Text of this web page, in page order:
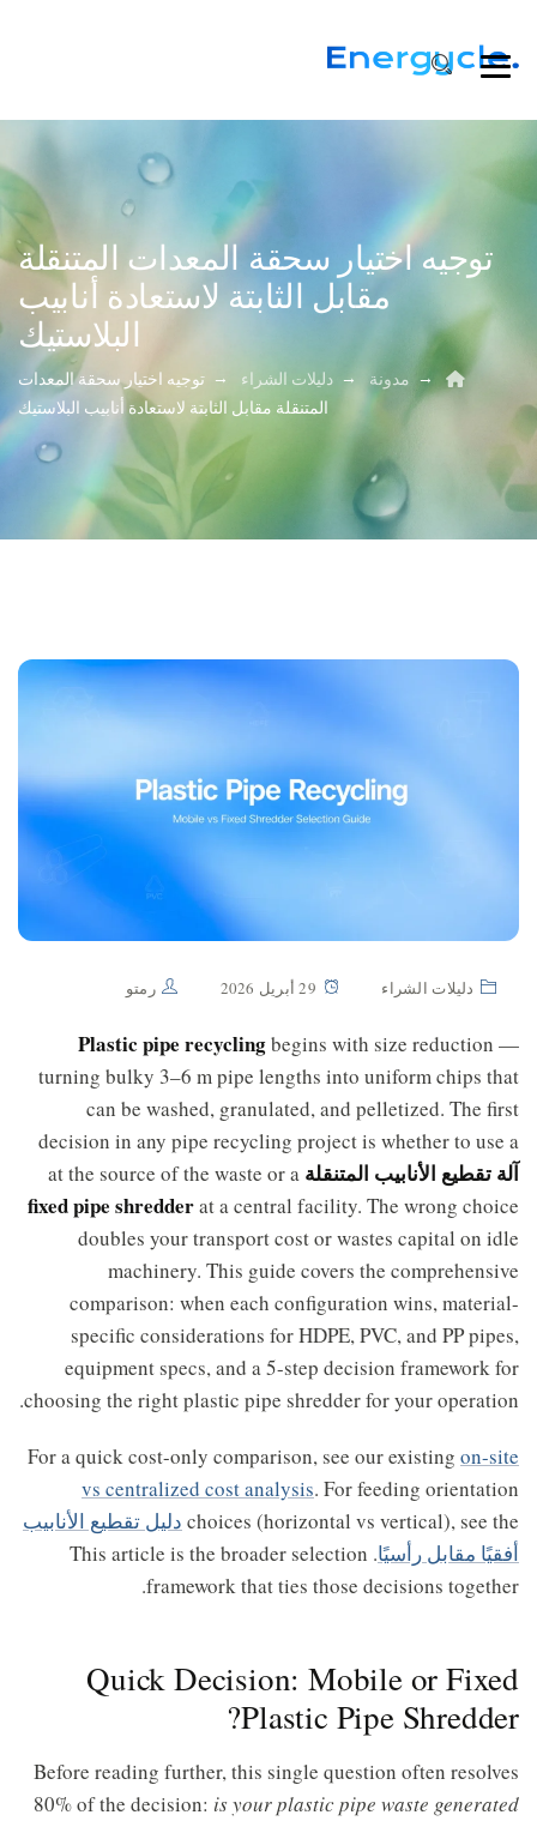
توجيه اختيار سحقة المعدات المتنقلة
مقابل الثابتة لاستعادة أنابيب
البلاستيك
→ مدونة → دليلات الشراء → توجيه اختيار سحقة المعدات
المتنقلة مقابل الثابتة لاستعادة أنابيب البلاستيك
دليلات الشراء 29 أبريل 2026 رمتو
Plastic pipe recyclingbegins with size reduction —
turning bulky 3–6 m pipe lengths into uniform chips that
can be washed, granulated, and pelletized. The first
decision in any pipe recycling project is whether to use a
آلة تقطيع الأنابيب المتنقلة
fixed pipe shredderat a central facility. The wrong choice
doubles your transport cost or wastes capital on idle
machinery. This guide covers the comprehensive
comparison: when each configuration wins, material-
specific considerations for HDPE, PVC, and PP pipes,
equipment specs, and a 5-step decision framework for
choosing the right plastic pipe shredder for your operation.
For a quick cost-only comparison, see our existing on-site
vs centralized cost analysis. For feeding orientation
choices (horizontal vs vertical), see the دليل تقطيع الأنابيب
أفقيًا مقابل رأسيًا . This article is the broader selection
framework that ties those decisions together.
Quick Decision: Mobile or Fixed
Plastic Pipe Shredder?
Before reading further, this single question often resolves
80% of the decision: is your plastic pipe waste generated